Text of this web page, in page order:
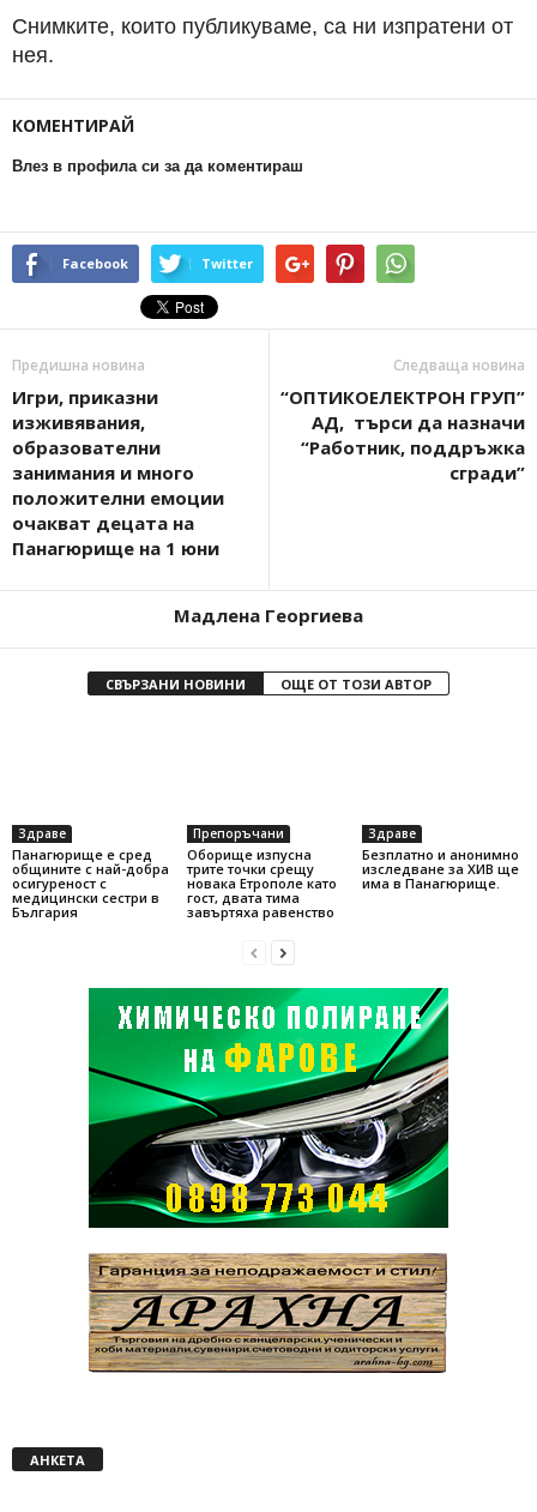
Снимките, които публикуваме, са ни изпратени от
нея.
КОМЕНТИРАЙ
Влез в профила си за да коментираш
Facebook Twitter
Предишна новина
Игри, приказни
изживявания,
образователни
занимания и много
положителни емоции
очакват децата на
Панагюрище на 1 юни
Следваща новина
“ОПТИКОЕЛЕКТРОН ГРУП”
АД, търси да назначи
“Работник, поддръжка
сгради”
Мадлена Георгиева
СВЪРЗАНИ НОВИНИ ОЩЕ ОТ ТОЗИ АВТОР
Здраве
Панагюрище е сред
общините с най-добра
осигуреност с
медицински сестри в
България
Препоръчани
Оборище изпусна
трите точки срещу
новака Етрополе като
гост, двата тима
завъртяха равенство
Здраве
Безплатно и анонимно
изследване за ХИВ ще
има в Панагюрище.
АНКЕТА